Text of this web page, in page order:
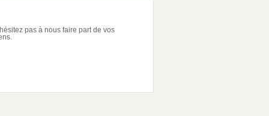
pas à nous faire part de vos